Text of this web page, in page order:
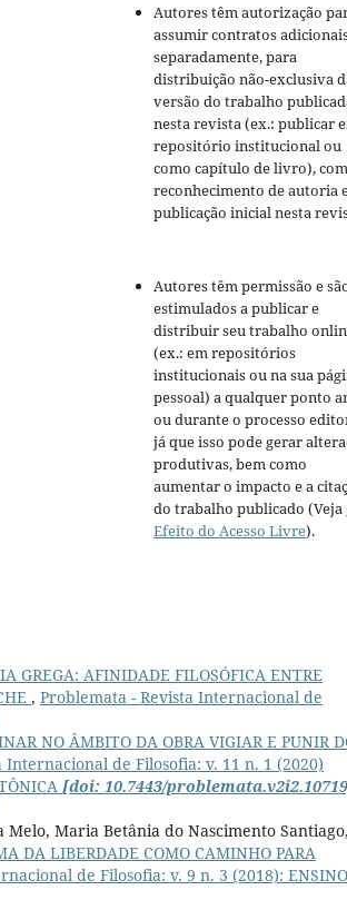
Autores têm autorização
assumir contratos
separadamente, para
distribuição não-exclusiva
versão do trabalho
nesta revista (ex.: publicar
repositório institucional ou
como capítulo de livro), com
reconhecimento de autoria
publicação inicial nesta
Autores têm permissão e
estimulados a publicar e
distribuir seu trabalho
(ex.: em repositórios
institucionais ou na sua
pessoal) a qualquer ponto
ou durante o processo
já que isso pode gerar
produtivas, bem como
aumentar o impacto e a
do trabalho publicado (Veja
Efeito do Acesso Livre).
GREGA: AFINIDADE FILOSÓFICA ENTRE
, Problemata - Revista Internacional de
NO ÂMBITO DA OBRA VIGIAR E PUNIR
Internacional de Filosofia: v. 11 n. 1 (2020)
[doi: 10.7443/
Maria Betânia do Nascimento
DA LIBERDADE COMO CAMINHO PARA
de Filosofia: v. 9 n. 3 (2018):